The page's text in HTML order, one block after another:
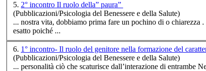
5.
2° incontro Il ruolo della” paura”
(Pubblicazioni/Psicologia del Benessere e della Salute)
... nostra vita, dobbiamo prima fare un pochino di o chiarezza . Generalmente, ogni stato di apprensione della persona tende ad essere interpretato come uno stato di paura, ma questo non è
esatto poiché ...
6.
1° incontro- Il ruolo del genitore nella formazione del
(Pubblicazioni/Psicologia del Benessere e della Salute)
...